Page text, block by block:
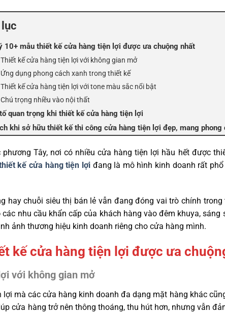
10+ mẫu thiết kế cửa hàng tiện lợi được ưa chuộng nhất
Thiết kế cửa hàng tiện lợi với không gian mở
Ứng dụng phong cách xanh trong thiết kế
Thiết kế cửa hàng tiện lợi với tone màu sắc nổi bật
Chú trọng nhiều vào nội thất
quan trọng khi thiết kế cửa hàng tiện lợi
khi sở hữu thiết kế thi công cửa hàng tiện lợi đẹp, mang phong
Tây, nơi có nhiều cửa hàng tiện lợi hầu hết được
kế cửa hàng tiện lợiđang là mô hình kinh doanh rất
hay chuỗi siêu thị bán lẻ vẫn đang đóng vai trò chính
nhu cầu khẩn cấp của khách hàng vào đêm khuya,
ảnh thương hiệu kinh doanh riêng cho cửa hàng mình.
kế cửa hàng tiện lợi được ưa
với không gian mở
lợi mà các cửa hàng kinh doanh đa dạng mặt hàng khác
cửa hàng trở nên thông thoáng, thu hút hơn, nhưng vẫn